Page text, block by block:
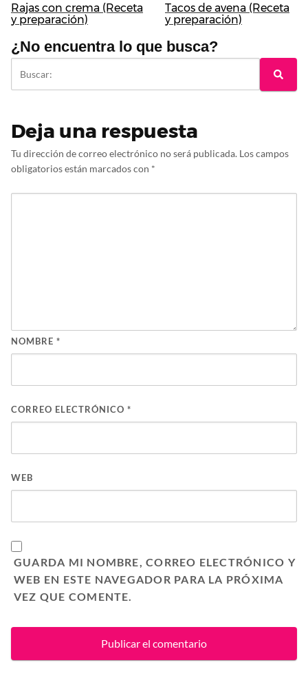
Rajas con crema (Receta
y preparación)
Tacos de avena (Receta
y preparación)
¿No encuentra lo que busca?
Deja una respuesta
Tu dirección de correo electrónico no será publicada. Los campos
obligatorios están marcados con *
NOMBRE *
CORREO ELECTRÓNICO *
WEB
GUARDA MI NOMBRE, CORREO ELECTRÓNICO Y
WEB EN ESTE NAVEGADOR PARA LA PRÓXIMA
VEZ QUE COMENTE.